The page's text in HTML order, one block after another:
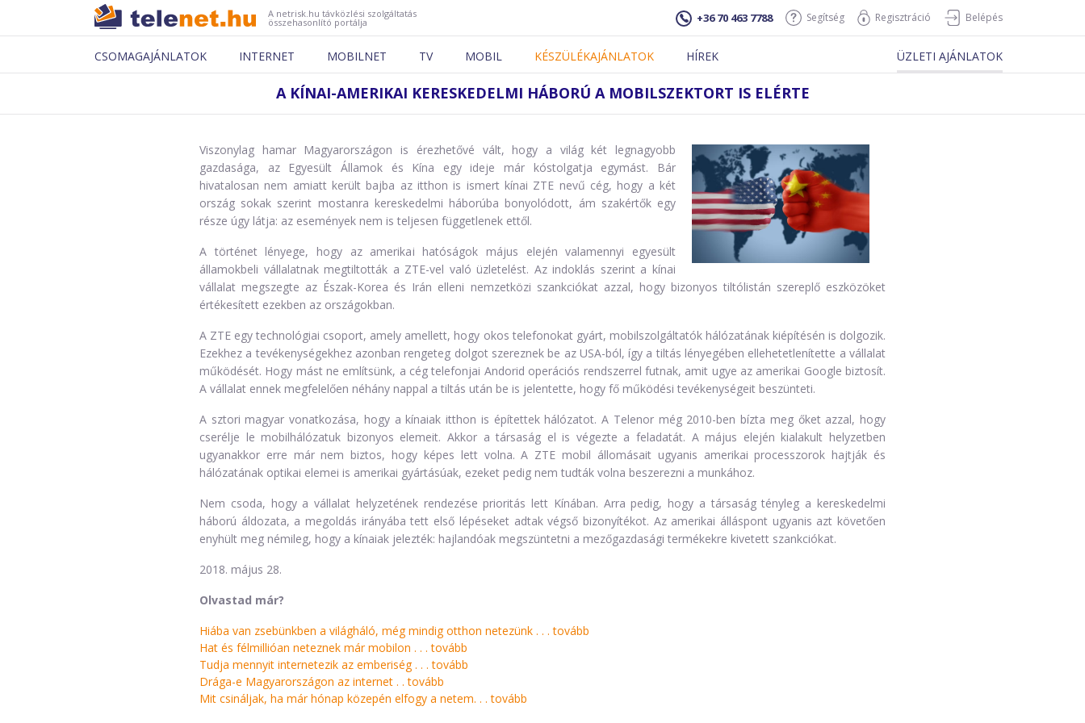
A netrisk.hu távközlési szolgáltatás
összehasonlító portálja +36 70 463 7788 Segítség Regisztráció Belépés
CSOMAGAJÁNLATOK INTERNET MOBILNET TV MOBIL KÉSZÜLÉKAJÁNLATOK HÍREK ÜZLETI AJÁNLATOK
A KÍNAI-AMERIKAI KERESKEDELMI HÁBORÚ A MOBILSZEKTORT IS ELÉRTE
Viszonylag hamar Magyarországon is érezhetővé vált, hogy a világ két legnagyobb
gazdasága, az Egyesült Államok és Kína egy ideje már kóstolgatja egymást. Bár
hivatalosan nem amiatt került bajba az itthon is ismert kínai ZTE nevű cég, hogy a két
ország sokak szerint mostanra kereskedelmi háborúba bonyolódott, ám szakértők egy
része úgy látja: az események nem is teljesen függetlenek ettől.
A történet lényege, hogy az amerikai hatóságok május elején valamennyi egyesült
államokbeli vállalatnak megtiltották a ZTE-vel való üzletelést. Az indoklás szerint a kínai
vállalat megszegte az Észak-Korea és Irán elleni nemzetközi szankciókat azzal, hogy bizonyos tiltólistán szereplő eszközöket
értékesített ezekben az országokban.
A ZTE egy technológiai csoport, amely amellett, hogy okos telefonokat gyárt, mobilszolgáltatók hálózatának kiépítésén is dolgozik.
Ezekhez a tevékenységekhez azonban rengeteg dolgot szereznek be az USA-ból, így a tiltás lényegében ellehetetlenítette a vállalat
működését. Hogy mást ne említsünk, a cég telefonjai Andorid operációs rendszerrel futnak, amit ugye az amerikai Google biztosít.
A vállalat ennek megfelelően néhány nappal a tiltás után be is jelentette, hogy fő működési tevékenységeit beszünteti.
A sztori magyar vonatkozása, hogy a kínaiak itthon is építettek hálózatot. A Telenor még 2010-ben bízta meg őket azzal, hogy
cserélje le mobilhálózatuk bizonyos elemeit. Akkor a társaság el is végezte a feladatát. A május elején kialakult helyzetben
ugyanakkor erre már nem biztos, hogy képes lett volna. A ZTE mobil állomásait ugyanis amerikai processzorok hajtják és
hálózatának optikai elemei is amerikai gyártásúak, ezeket pedig nem tudták volna beszerezni a munkához.
Nem csoda, hogy a vállalat helyzetének rendezése prioritás lett Kínában. Arra pedig, hogy a társaság tényleg a kereskedelmi
háború áldozata, a megoldás irányába tett első lépéseket adtak végső bizonyítékot. Az amerikai álláspont ugyanis azt követően
enyhült meg némileg, hogy a kínaiak jelezték: hajlandóak megszüntetni a mezőgazdasági termékekre kivetett szankciókat.
2018. május 28.
Olvastad már?
Hiába van zsebünkben a világháló, még mindig otthon netezünk . . .tovább
Hat és félmillióan neteznek már mobilon . . .tovább
Tudja mennyit internetezik az emberiség . . .tovább
Drága-e Magyarországon az internet . . tovább
Mit csináljak, ha már hónap közepén elfogy a netem. . .tovább